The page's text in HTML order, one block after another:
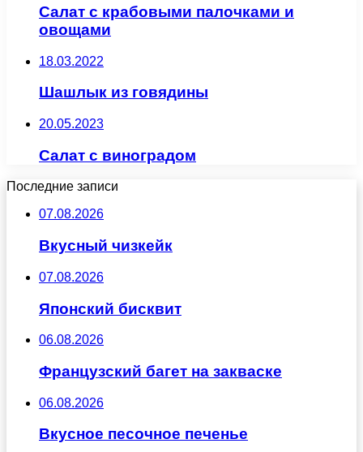
Салат с крабовыми палочками и
овощами
18.03.2022
Шашлык из говядины
20.05.2023
Салат с виноградом
Последние записи
07.08.2026
Вкусный чизкейк
07.08.2026
Японский бисквит
06.08.2026
Французский багет на закваске
06.08.2026
Вкусное песочное печенье